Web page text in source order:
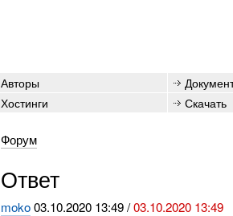
Авторы
Хостинги Скачать
Форум
Ответ
moko 03.10.2020 13:49 /03.10.2020 13:49